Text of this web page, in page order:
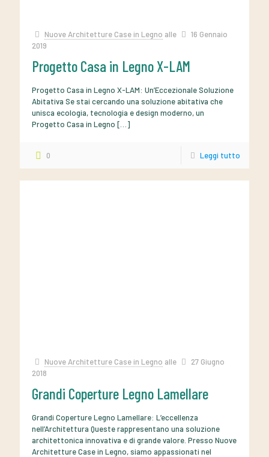
Nuove Architetture Case in Legno alle
16 Gennaio
2019
Progetto Casa in Legno X-LAM
Progetto Casa in Legno X-LAM: Un’Eccezionale Soluzione
Abitativa Se stai cercando una soluzione abitativa che
unisca ecologia, tecnologia e design moderno, un
Progetto Casa in Legno […]
0 Leggi tutto
Nuove Architetture Case in Legno alle
27 Giugno
2018
Grandi Coperture Legno Lamellare
Grandi Coperture Legno Lamellare: L’eccellenza
nell’Architettura Queste rappresentano una soluzione
architettonica innovativa e di grande valore. Presso Nuove
Architetture Case in Legno, siamo appassionati nel